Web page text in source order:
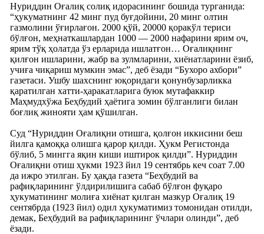
Нуриддин Оғалиқ солиқ идорасининг бошида турганида:
“ҳукуматнинг 42 минг пуд буғдойини, 20 минг олтин
газмолини ўғирлағон. 2000 қўй, 20000 қоракўл териси
бўлғон, меҳнаткашлардан 1000 — 2000 нафарини ярим оч,
ярим тўқ ҳолатда ўз ерларида ишлатғон… Оғалиқнинг
қилғон ишларини, жабр ва зулмларини, хиёнатларини ёзиб,
учиға чиқариш мумкин эмас”, деб ёзади “Бухоро ахбори”
газетаси. Ушбу шахснинг юқоридаги қонунбузарликка
қаратилган хатти-ҳаракатларига буюк мутафаккир
Маҳмудхўжа Беҳбудий ҳаётига зомин бўлганлиги билан
боғлиқ жинояти ҳам қўшилган.
Суд “Нуриддин Оғалиқни отишга, қолғон иккисини беш
йилга қамоққа олишга қарор қилди. Ҳукм Регистонда
бўлиб, 5 мингга яқин киши иштирок қилди”. Нуриддин
Оғалиқни отиш ҳукми 1923 йил 19 сентябрь кеч соат 7.00
да ижро этилган. Бу ҳақда газета “Беҳбудий ва
рафиқларининг ўлдирилишига сабаб бўлғон фуқаро
ҳукуматининг молиға хиёнат қилган мазкур Оғалиқ 19
сентябрда (1923 йил) одил ҳукуматимиз томонидан отилди,
демак, Беҳбудий ва рафиқларининг ўчлари олинди”, деб
ёзади.